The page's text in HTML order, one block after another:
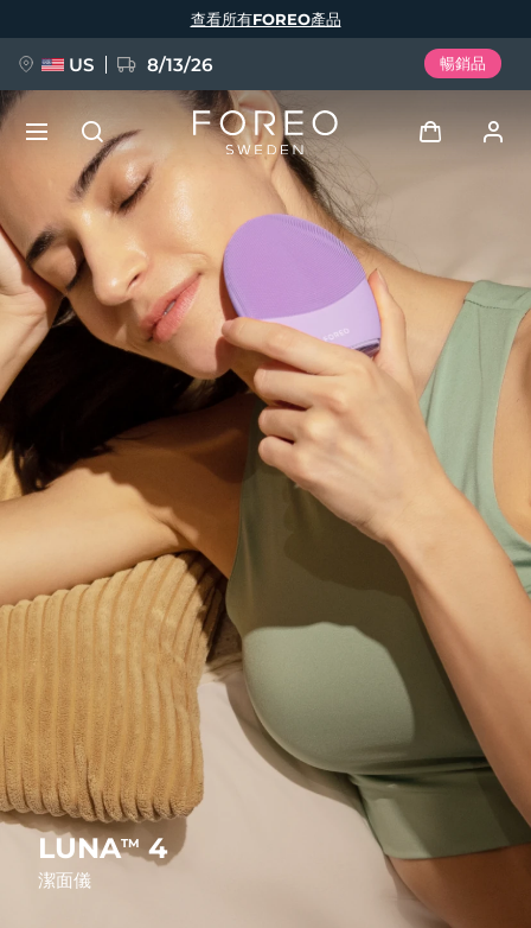
LUNATM4
潔面儀
查看所有FOREO產品
US 8/13/26 暢銷品
用戶信息
我的設備
我的訂單
我的地址
我的訂閱
新品
FAQ™ Pure Beauty-Tech Elixir
BREAKING NEWS
issa™ Teeth Whitening Set
FAQ™ Dual LED Panel
熱門產品
特別優惠
語言
English Deutsch
Español
Français
Italiano
Português
Svenska
Русский
Türkçe
简体中文 繁體中文
發貨國家
美國 預計送達日期 13/8/26
英國 預計送達日期 12/8/26
西班牙 12/8/26
澳洲 預計送達日期 15/8/26
法國 預計送達日期
德國 預計送達日期